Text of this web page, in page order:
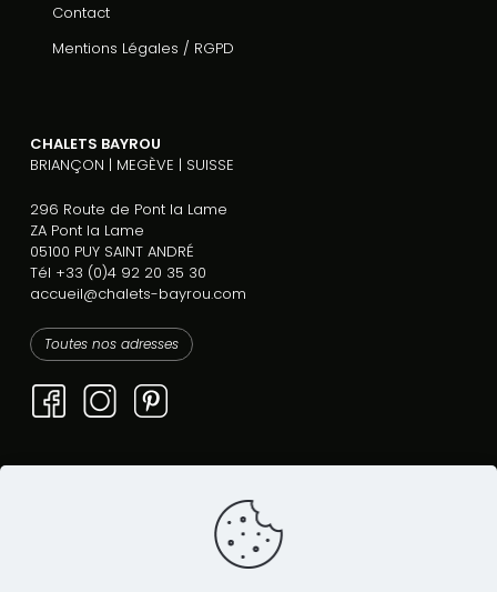
Contact
Mentions Légales / RGPD
CHALETS BAYROU
BRIANÇON | MEGÈVE | SUISSE
296 Route de Pont la Lame
ZA Pont la Lame
05100 PUY SAINT ANDRÉ
Tél +33 (0)4 92 20 35 30
accueil@chalets-bayrou.com
Toutes nos adresses